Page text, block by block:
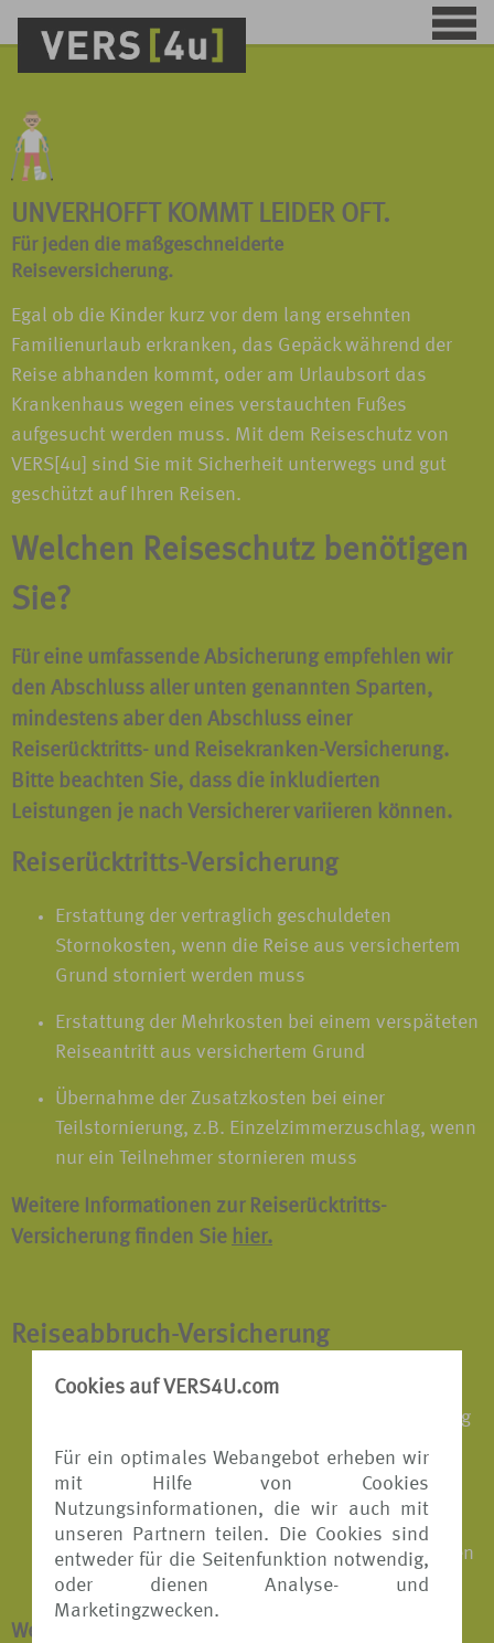
Cookies auf VERS4U.com
Für ein optimales Webangebot erheben wir
mit Hilfe von Cookies
Nutzungsinformationen, die wir auch mit
unseren Partnern teilen. Die Cookies sind
entweder für die Seitenfunktion notwendig,
oder dienen Analyse- und
Marketingzwecken.
UNVERHOFFT KOMMT LEIDER OFT.
Für jeden die maßgeschneiderte
Reiseversicherung.
Egal ob die Kinder kurz vor dem lang ersehnten
Familienurlaub erkranken, das Gepäck während der
Reise abhanden kommt, oder am Urlaubsort das
Krankenhaus wegen eines verstauchten Fußes
aufgesucht werden muss. Mit dem Reiseschutz von
VERS[4u] sind Sie mit Sicherheit unterwegs und gut
geschützt auf Ihren Reisen.
Welchen Reiseschutz benötigen
Sie?
Für eine umfassende Absicherung empfehlen wir
den Abschluss aller unten genannten Sparten,
mindestens aber den Abschluss einer
Reiserücktritts- und
Reisekranken-Versicherung.
Bitte beachten Sie, dass die inkludierten
Leistungen je nach Versicherer variieren können.
Reiserücktritts-Versicherung
Erstattung der vertraglich geschuldeten
Stornokosten, wenn die Reise aus versichertem
Grund storniert werden muss
Erstattung der Mehrkosten bei einem verspäteten
Reiseantritt aus versichertem Grund
Übernahme der Zusatzkosten bei einer
Teilstornierung, z.B. Einzelzimmerzuschlag, wenn
nur ein Teilnehmer stornieren muss
Weitere Informationen zur Reiserücktritts-
Versicherung finden Sie hier.
Reiseabbruch-Versicherung
Erstattung der Mehrkosten für die Rückreise,
wenn die Reise aus versichertem Grund vorzeitig
abgebrochen werden muss
Erstattung der nicht genutzten Reiseleistungen
vor Ort, wenn die Reise aus versichertem Grund
vorzeitig abgebrochen oder unterbrochen werden
muss
Weitere Informationen zur Reiseabbruch-